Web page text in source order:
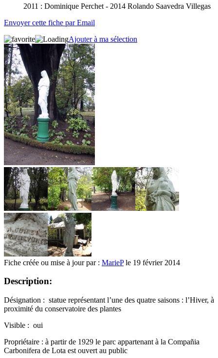
2011 : Dominique Perchet - 2014 Rolando Saavedra Villegas
Envoyer cette fiche par Email
Ajouter à ma sélection
Fiche créée ou mise à jour par : MariePle 19 février 2014
Description:
Désignation : statue représentant l’une des quatre saisons : l’Hiver, à
proximité du conservatoire des plantes
Visible : oui
Propriétaire : à partir de 1929 le parc appartenant à la Compañia
Carbonifera de Lota est ouvert au public